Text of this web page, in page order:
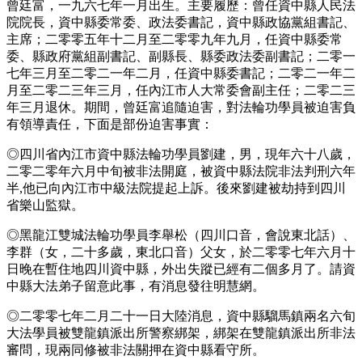
曾廷富，一九六七年一月出生。主要履歷：曾任資中縣人民法
院院長，資中縣委常委、政法委書記，資中縣政協黨組書記、
主席；二零零五年十二月至二零零九年九月，任資中縣委常
委、縣政府黨組副書記、副縣長、縣委政法委副書記；二零一
七年三月至二零二一年二月，任資中縣委書記；二零二一年二
月至二零二三年三月，任內江市人大常委會副主任；二零二三
年三月退休。期間，曾廷富追隨迫害，對法輪功學員被迫害負
有領導責任，下面是部份迫害事實：
◎四川省內江市資中縣法輪功學員劉建，男，現年六十八歲，
二零二零年六月中旬被非法開庭，被資中縣法院非法判刑六年
半,他已向內江市中級法院提起上訴。後來劉建被劫持到四川
省樂山監獄。
◎黑龍江雙城法輪功學員李舉松（四川口音，會說東北話）、
李群（女，二十多歲，東北口音）父女，於二零零七年六月十
日晚在暫住地四川資中縣，外出失蹤已經有二個多月了。請資
中縣大法弟子留意此事，有消息發往明慧網。
◎二零零七年二月二十一日大陸消息，資中縣騮馬鎮兩名六旬
大法學員被雙龍鎮派出所警察綁架，綁架在雙龍鎮派出所非法
審問，現兩同修被非法關押在資中縣看守所。